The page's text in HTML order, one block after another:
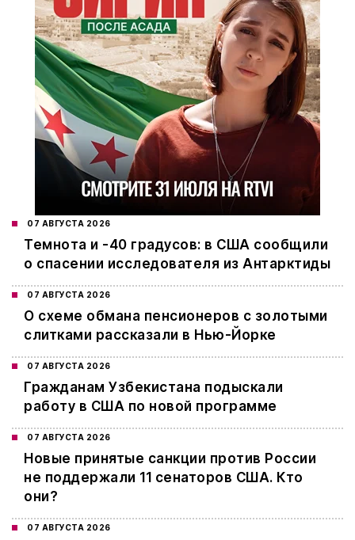
07 АВГУСТА 2026
Темнота и -40 градусов: в США сообщили
о спасении исследователя из Антарктиды
07 АВГУСТА 2026
О схеме обмана пенсионеров с золотыми
слитками рассказали в Нью-Йорке
07 АВГУСТА 2026
Гражданам Узбекистана подыскали
работу в США по новой программе
07 АВГУСТА 2026
Новые принятые санкции против России
не поддержали 11 сенаторов США. Кто
они?
07 АВГУСТА 2026